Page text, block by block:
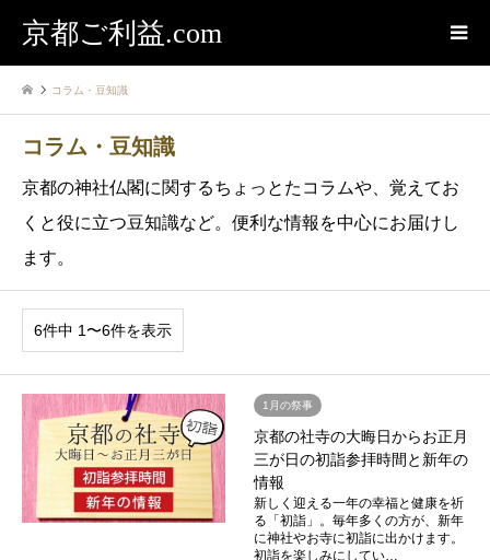
京都ご利益.com
コラム・豆知識
コラム・豆知識
京都の神社仏閣に関するちょっとたコラムや、覚えてお
くと役に立つ豆知識など。便利な情報を中心にお届けし
ます。
6件中 1〜6件を表示
1月の祭事
京都の社寺の大晦日からお正月
三が日の初詣参拝時間と新年の
情報
新しく迎える一年の幸福と健康を祈
る「初詣」。毎年多くの方が、新年
に神社やお寺に初詣に出かけます。
初詣を楽しみにしてい…